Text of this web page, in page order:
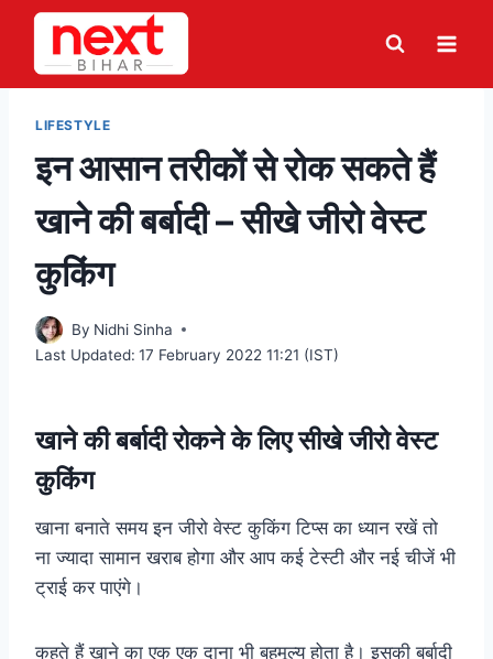
Skip
content
LIFESTYLE
इन आसान तरीकों से रोक सकते हैं
खाने की बर्बादी – सीखे जीरो वेस्ट
कुकिंग
By Nidhi Sinha
Last Updated: 17 February 2022 11:21 (IST)
खाने की बर्बादी रोकने के लिए सीखे जीरो वेस्ट
कुकिंग
खाना बनाते समय इन जीरो वेस्ट कुकिंग टिप्स का ध्यान रखें तो
ना ज्यादा सामान खराब होगा और आप कई टेस्टी और नई चीजें भी
ट्राई कर पाएंगे।
कहते हैं खाने का एक एक दाना भी बहुमूल्य होता है। इसकी बर्बादी